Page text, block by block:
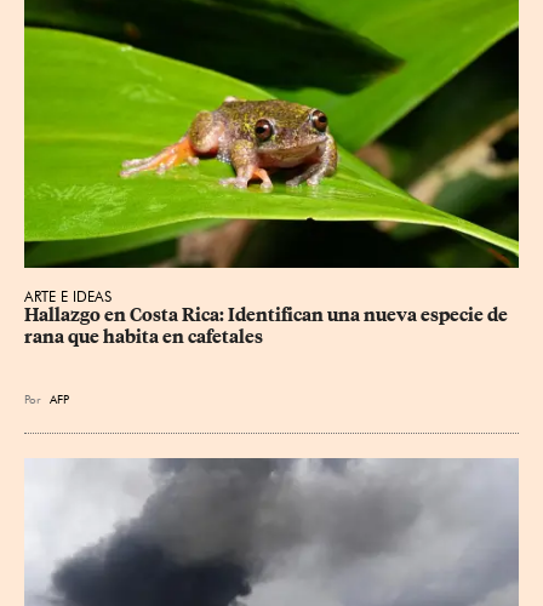
ARTE E IDEAS
Hallazgo en Costa Rica: Identifican una nueva especie de
rana que habita en cafetales
Por AFP